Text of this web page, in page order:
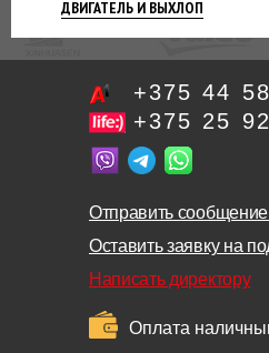
ДВИГАТЕЛЬ И ВЫХЛОП
+375 44
+375 25
Отправить сообщение
Оставить заявку на
Написать директору
Оплата